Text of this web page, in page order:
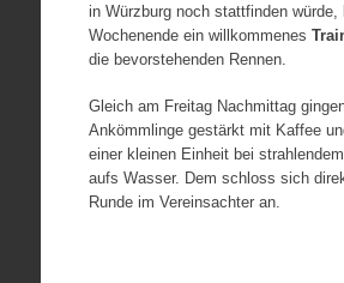
in Würzburg noch stattfinden würde,
Wochenende ein willkommenes
die bevorstehenden Rennen.
Gleich am Freitag Nachmittag
Ankömmlinge gestärkt mit Kaffee
einer kleinen Einheit bei
aufs Wasser. Dem schloss sich
Runde im Vereinsachter an.